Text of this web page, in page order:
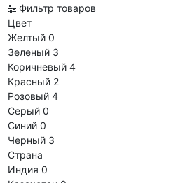
Фильтр товаров
Цвет
Желтый 0
Зеленый 3
Коричневый 4
Красный 2
Розовый 4
Серый 0
Синий 0
Черный 3
Страна
Индия 0